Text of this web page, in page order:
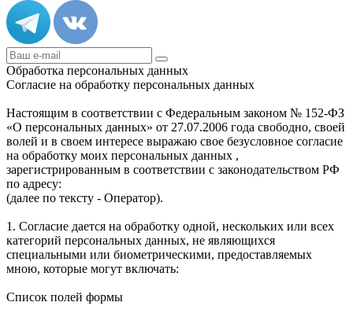
Обработка персональных данных
Согласие на обработку персональных данных
Настоящим в соответствии с Федеральным законом № 152-ФЗ
«О персональных данных» от 27.07.2006 года свободно, своей
волей и в своем интересе выражаю свое безусловное согласие
на обработку моих персональных данных ,
зарегистрированным в соответствии с законодательством РФ
по адресу:
(далее по тексту - Оператор).
1. Согласие дается на обработку одной, нескольких или всех
категорий персональных данных, не являющихся
специальными или биометрическими, предоставляемых
мною, которые могут включать:
Список полей формы